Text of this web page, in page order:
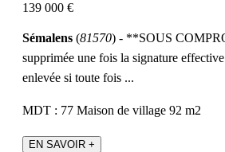
139 000 €
Sémalens (81570) - **SOUS
supprimée une fois la signature
enlevée si toute fois ...
MDT : 77 Maison de village 92 m2
EN SAVOIR +